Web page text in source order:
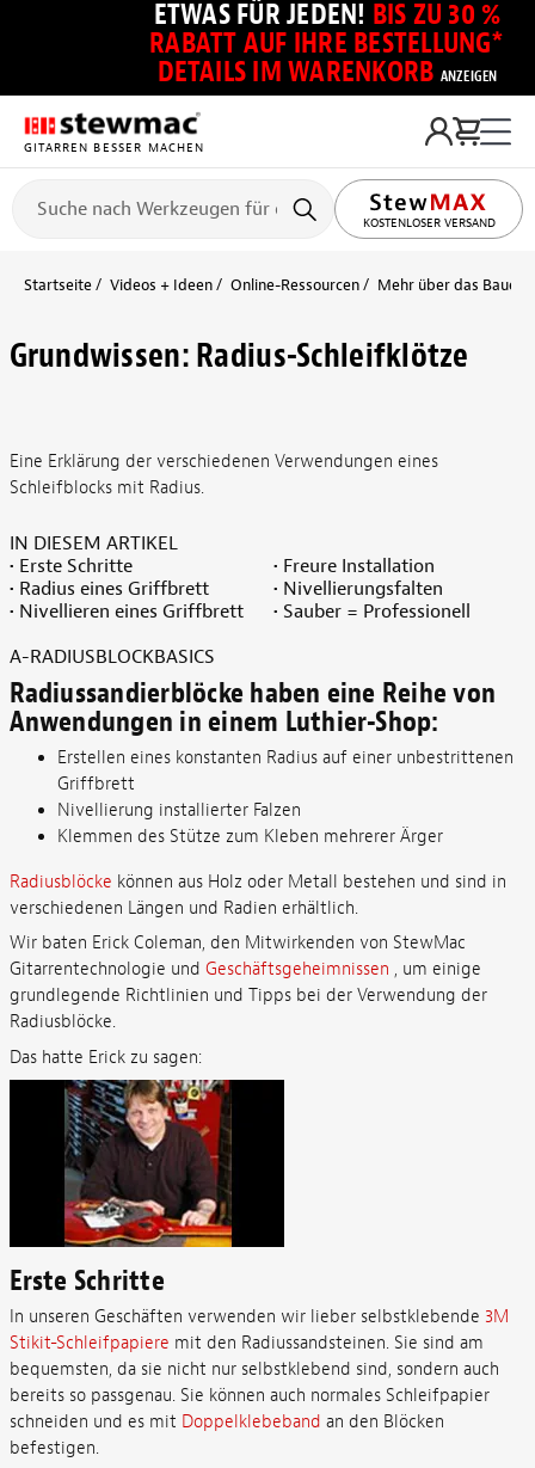
ETWAS FÜR JEDEN! BIS ZU 30 %
RABATT AUF IHRE BESTELLUNG*
DETAILS IM WARENKORB ANZEIGEN
GITARREN BESSER MACHEN
KOSTENLOSER VERSAND
Startseite Videos + Ideen Online-Ressourcen Mehr über das Bauen
Grundwissen: Radius-Schleifklötze
Eine Erklärung der verschiedenen Verwendungen eines
Schleifblocks mit Radius.
IN DIESEM ARTIKEL
• Erste Schritte
• Radius eines Griffbrett
• Nivellieren eines Griffbrett
• Freure Installation
• Nivellierungsfalten
• Sauber = Professionell
A-RADIUSBLOCKBASICS
Radiussandierblöcke haben eine Reihe von
Anwendungen in einem Luthier-Shop:
Erstellen eines konstanten Radius auf einer unbestrittenen
Griffbrett
Nivellierung installierter Falzen
Klemmen des Stütze zum Kleben mehrerer Ärger
Radiusblöcke können aus Holz oder Metall bestehen und sind in
verschiedenen Längen und Radien erhältlich.
Wir baten Erick Coleman, den Mitwirkenden von StewMac
Gitarrentechnologie und Geschäftsgeheimnissen , um einige
grundlegende Richtlinien und Tipps bei der Verwendung der
Radiusblöcke.
Das hatte Erick zu sagen:
Erste Schritte
In unseren Geschäften verwenden wir lieber selbstklebende 3M
Stikit-Schleifpapiere mit den Radiussandsteinen. Sie sind am
bequemsten, da sie nicht nur selbstklebend sind, sondern auch
bereits so passgenau. Sie können auch normales Schleifpapier
schneiden und es mit Doppelklebeband an den Blöcken
befestigen.